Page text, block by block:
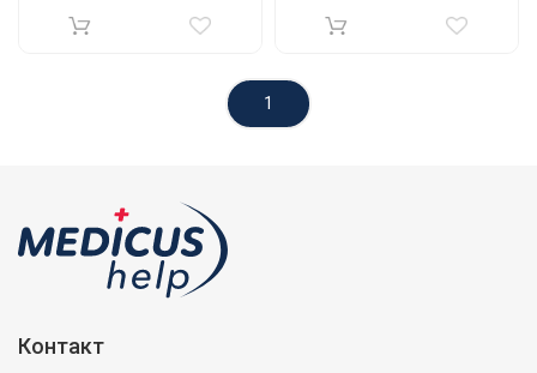
1
Контакт